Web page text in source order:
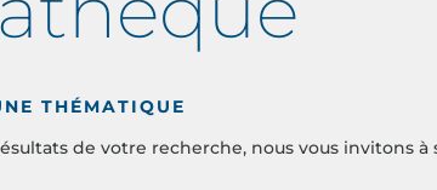
THÉMATIQUE
de votre recherche, nous vous invitons